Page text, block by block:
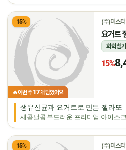
15%
🔥이번 주17개 담았어요
(주)미스
요거트
화학첨
15%
생유산균과 요거트로 만든 젤라또
새콤달콤 부드러운 프리미엄 아이스
15% (주)미스